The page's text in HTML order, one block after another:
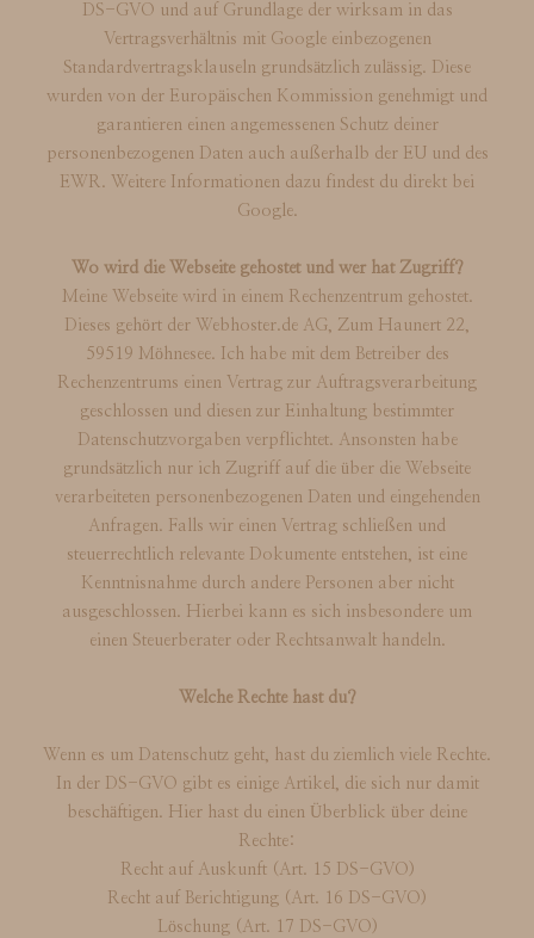
DS-GVO und auf Grundlage der wirksam in das
Vertragsverhältnis mit Google einbezogenen
Standardvertragsklauseln grundsätzlich zulässig. Diese
wurden von der Europäischen Kommission genehmigt und
garantieren einen angemessenen Schutz deiner
personenbezogenen Daten auch außerhalb der EU und des
EWR. Weitere Informationen dazu findest du direkt bei
Google.
Wo wird die Webseite gehostet und wer hat Zugriff?
Meine Webseite wird in einem Rechenzentrum gehostet.
Dieses gehört der Webhoster.de AG, Zum Haunert 22,
59519 Möhnesee. Ich habe mit dem Betreiber des
Rechenzentrums einen Vertrag zur Auftragsverarbeitung
geschlossen und diesen zur Einhaltung bestimmter
Datenschutzvorgaben verpflichtet. Ansonsten habe
grundsätzlich nur ich Zugriff auf die über die Webseite
verarbeiteten personenbezogenen Daten und eingehenden
Anfragen. Falls wir einen Vertrag schließen und
steuerrechtlich relevante Dokumente entstehen, ist eine
Kenntnisnahme durch andere Personen aber nicht
ausgeschlossen. Hierbei kann es sich insbesondere um
einen Steuerberater oder Rechtsanwalt handeln.
Welche Rechte hast du?
Wenn es um Datenschutz geht, hast du ziemlich viele Rechte.
In der DS-GVO gibt es einige Artikel, die sich nur damit
beschäftigen. Hier hast du einen Überblick über deine
Rechte:
Recht auf Auskunft (Art. 15 DS-GVO)
Recht auf Berichtigung (Art. 16 DS-GVO)
Löschung (Art. 17 DS-GVO)